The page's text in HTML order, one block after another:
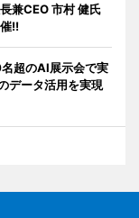
兼CEO 市村 健氏
!!
超のAI展示会で実
データ活用を実現